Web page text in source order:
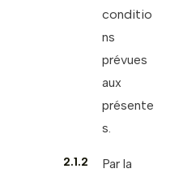
conditio
ns
prévues
aux
présente
s.
2.1.2
Par la